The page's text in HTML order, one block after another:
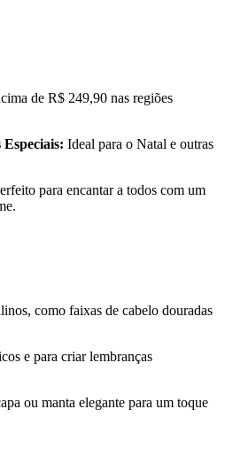
de R$ 249,90 nas regiões
Ideal para o Natal e outras
para encantar a todos com um
como faixas de cabelo douradas
e para criar lembranças
ou manta elegante para um toque